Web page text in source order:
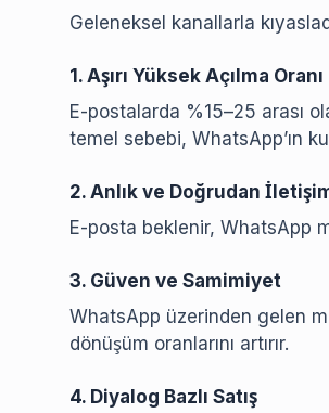
Geleneksel kanallarla
1. Aşırı Yüksek Açılma Oranı
E-postalarda %15–25 arası
temel sebebi, WhatsApp’ın
2. Anlık ve Doğrudan
E-posta beklenir, WhatsApp
3. Güven ve Samimiyet
WhatsApp üzerinden gelen
dönüşüm oranlarını artırır.
4. Diyalog Bazlı Satış